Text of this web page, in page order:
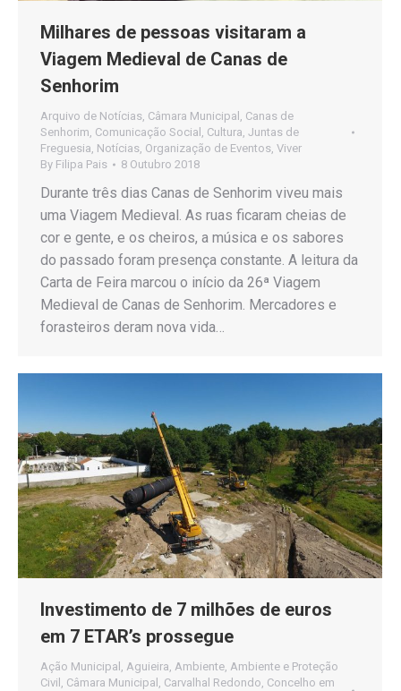
Milhares de pessoas visitaram a
Viagem Medieval de Canas de
Senhorim
Arquivo de Notícias Câmara Municipal Canas de
Senhorim Comunicação Social Cultura Juntas de
Freguesia Notícias Organização de Eventos Viver
By Filipa Pais 8 Outubro 2018
Durante três dias Canas de Senhorim viveu mais
uma Viagem Medieval. As ruas ficaram cheias de
cor e gente, e os cheiros, a música e os sabores
do passado foram presença constante. A leitura da
Carta de Feira marcou o início da 26ª Viagem
Medieval de Canas de Senhorim. Mercadores e
forasteiros deram nova vida…
Investimento de 7 milhões de euros
em 7 ETAR’s prossegue
Ação Municipal , Aguieira, Ambiente, Ambiente e Proteção
Civil , Câmara Municipal , Carvalhal Redondo, Concelho em